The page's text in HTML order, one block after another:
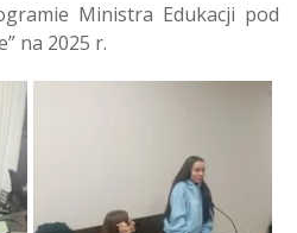
Ministra Edukacji pod
na 2025 r.